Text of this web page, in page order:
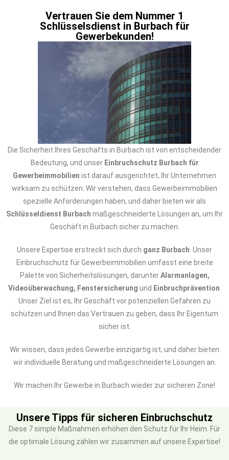
Vertrauen Sie dem Nummer 1
Schlüsselsdienst in Burbach für
Gewerbekunden!
Die Sicherheit Ihres Geschäfts in Burbach ist von entscheidender
Bedeutung, und unser Einbruchschutz Burbach für
Gewerbeimmobilien ist darauf ausgerichtet, Ihr Unternehmen
wirksam zu schützen. Wir verstehen, dass Gewerbeimmobilien
spezielle Anforderungen haben, und daher bieten wir als
Schlüsseldienst Burbach maßgeschneiderte Lösungen an, um Ihr
Geschäft in Burbach sicher zu machen.
Unsere Expertise erstreckt sich durch ganz Burbach . Unser
Einbruchschutz für Gewerbeimmobilien umfasst eine breite
Palette von Sicherheitslösungen, darunterAlarmanlagen,
Videoüberwachung, Fenstersicherung und Einbruchprävention
Unser Ziel ist es, Ihr Geschäft vor potenziellen Gefahren zu
schützen und Ihnen das Vertrauen zu geben, dass Ihr Eigentum
sicher ist.
Wir wissen, dass jedes Gewerbe einzigartig ist, und daher bieten
wir individuelle Beratung und maßgeschneiderte Lösungen an.
Wir machen Ihr Gewerbe in Burbach wieder zur sicheren Zone!
Unsere Tipps für sicheren Einbruchschutz
Diese 7 simple Maßnahmen erhöhen den Schutz für Ihr Heim. Für
die optimale Lösung zählen wir zusammen auf unsere Expertise!